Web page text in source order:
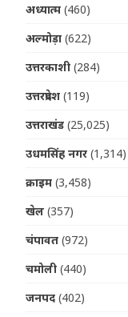
अध्यात्म (460)
अल्मोड़ा (622)
उत्तरकाशी (284)
उत्तरप्रदेश (119)
उत्तराखंड (25,025)
उधमसिंह नगर (1,314)
क्राइम (3,458)
खेल (357)
चंपावत (972)
चमोली (440)
जनपद (402)